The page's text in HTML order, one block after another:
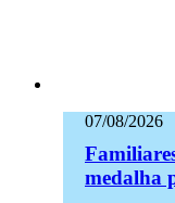
07/08/2026
medalha